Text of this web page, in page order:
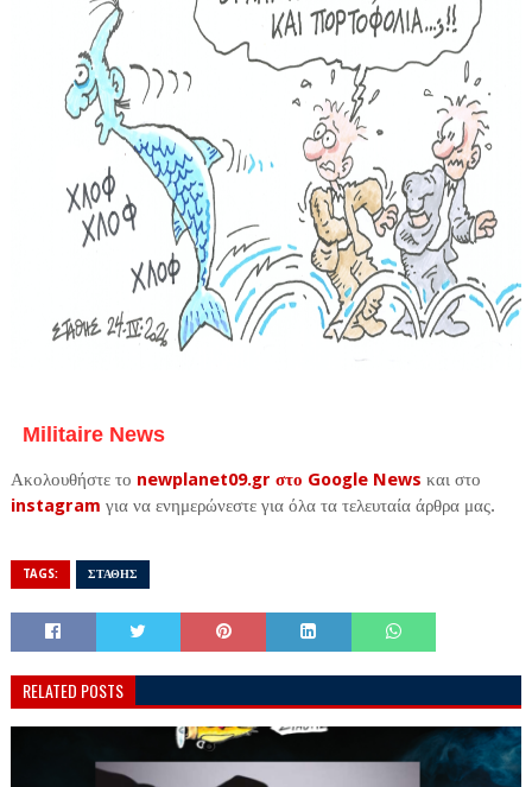
Militaire News
Ακολουθήστε το newplanet09.gr στο Google News και στο
instagram για να ενημερώνεστε για όλα τα τελευταία άρθρα μας.
TAGS: ΣΤΑΘΗΣ
RELATED POSTS